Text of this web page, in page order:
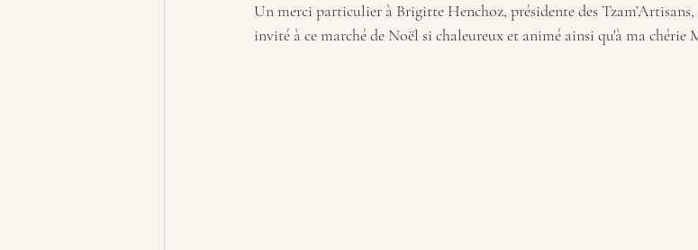
Un merci particulier à Brigitte Henchoz, présidente des Tzam’Artisans,
invité à ce marché de Noël si chaleureux et animé ainsi qu'à ma chérie